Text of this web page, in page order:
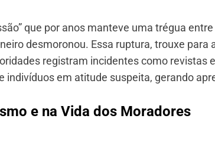
que por anos manteve uma trégua
desmoronou. Essa ruptura, trouxe para
registram incidentes como revistas
indivíduos em atitude suspeita, gerando
e na Vida dos Moradores